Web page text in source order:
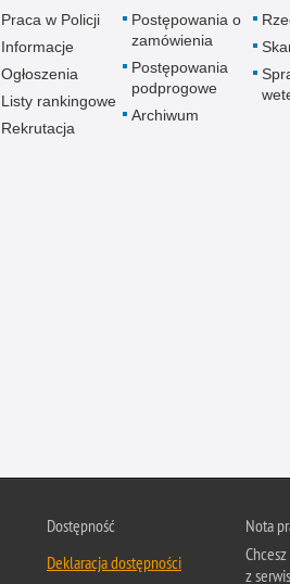
Praca w Policji
Informacje
Ogłoszenia
Listy rankingowe
Rekrutacja
Postępowania o
zamówienia
Postępowania
podprogowe
Archiwum
Dostępność
Deklaracja dostępności
Nota
z